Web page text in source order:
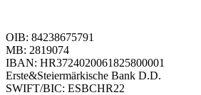
OIB: 84238675791
MB: 2819074
IBAN: HR3724020061825800001
Erste&Steiermärkische Bank D.D.
SWIFT/BIC: ESBCHR22